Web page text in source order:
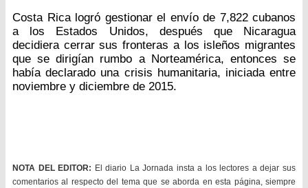
Costa Rica logró gestionar el envío de 7,822 cubanos
a los Estados Unidos, después que Nicaragua
decidiera cerrar sus fronteras a los isleños migrantes
que se dirigían rumbo a Norteamérica, entonces se
había declarado una crisis humanitaria, iniciada entre
noviembre y diciembre de 2015.
NOTA DEL EDITOR: El diario La Jornada insta a los lectores a dejar sus
comentarios al respecto del tema que se aborda en esta página, siempre